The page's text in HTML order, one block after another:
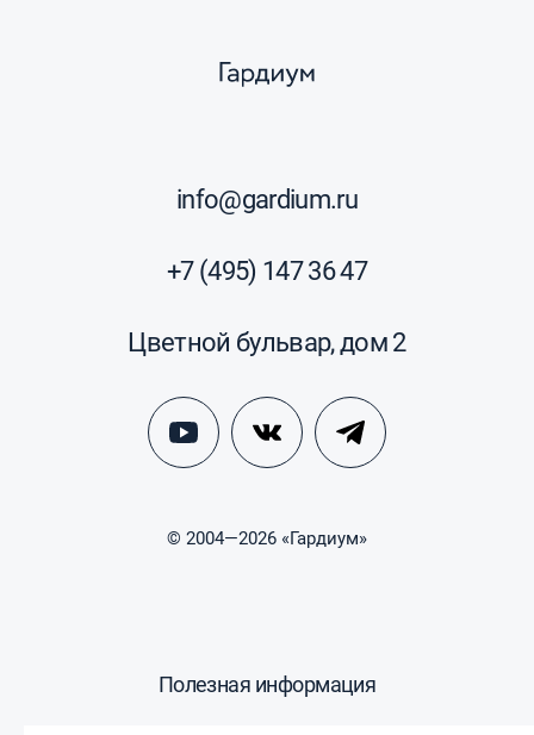
info@gardium.ru
+7 (495) 147 36 47
Цветной бульвар, дом 2
© 2004—2026 «Гардиум»
Полезная информация